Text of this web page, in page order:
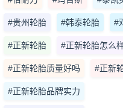
#贵州轮胎 #韩泰轮胎 #
#正新轮胎 #正新轮胎怎么
#正新轮胎质量好吗 #正新
#正新轮胎品牌实力